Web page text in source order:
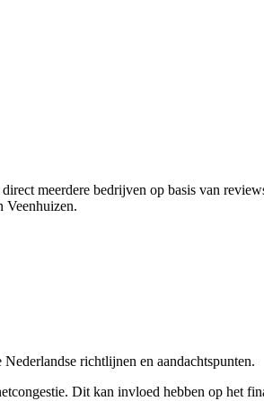
meerdere bedrijven op basis van
Veenhuizen.
richtlijnen en aandachtspunten.
Dit kan invloed hebben op het